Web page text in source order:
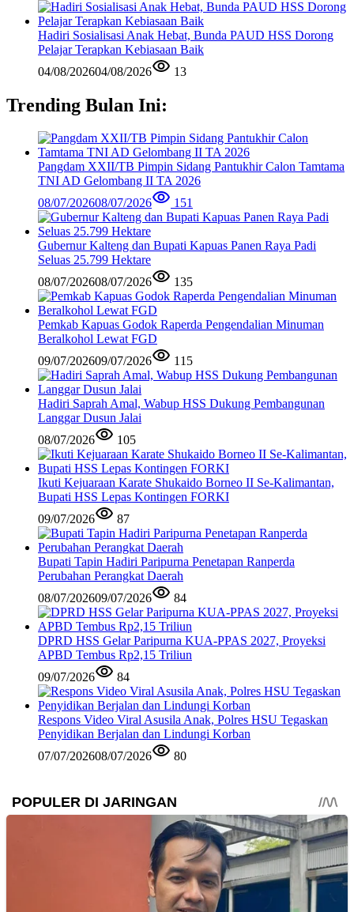
Hadiri Sosialisasi Anak Hebat, Bunda PAUD HSS Dorong
Pelajar Terapkan Kebiasaan Baik
04/08/202604/08/2026 13
Trending Bulan Ini:
Pangdam XXII/TB Pimpin Sidang Pantukhir Calon Tamtama
TNI AD Gelombang II TA 2026
08/07/202608/07/2026 151
Gubernur Kalteng dan Bupati Kapuas Panen Raya Padi
Seluas 25.799 Hektare
08/07/202608/07/2026 135
Pemkab Kapuas Godok Raperda Pengendalian Minuman
Beralkohol Lewat FGD
09/07/202609/07/2026 115
Hadiri Saprah Amal, Wabup HSS Dukung Pembangunan
Langgar Dusun Jalai
08/07/2026
105
Ikuti Kejuaraan Karate Shukaido Borneo II Se-Kalimantan,
Bupati HSS Lepas Kontingen FORKI
09/07/2026
87
Bupati Tapin Hadiri Paripurna Penetapan Ranperda
Perubahan Perangkat Daerah
08/07/202609/07/2026 84
DPRD HSS Gelar Paripurna KUA-PPAS 2027, Proyeksi
APBD Tembus Rp2,15 Triliun
09/07/2026
84
Respons Video Viral Asusila Anak, Polres HSU Tegaskan
Penyidikan Berjalan dan Lindungi Korban
07/07/202608/07/2026 80